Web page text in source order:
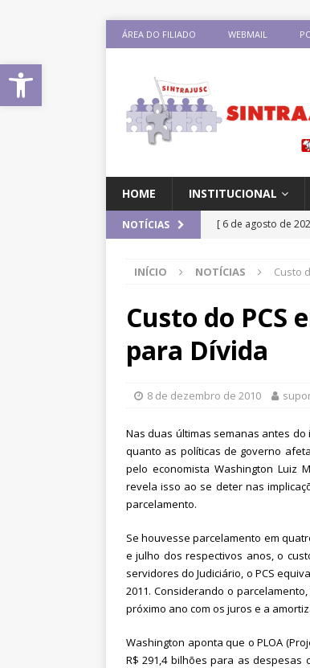
Abrir a barra de ferramentas
ÁREA DO FILIADO WEBMAIL
HOME INSTITUCIONAL
NOTÍCIAS [ 6 de agosto de
[ 6 de agosto de
CNJ para tratar da
filiado ao Sintrajusc
DESTAQUES
INÍCIO NOTÍCIAS Custo
Custo do PCS
para Dívida
8 de dezembro de 2010
Nas duas últimas semanas antes
quanto as políticas de governo
pelo economista Washington Luiz
revela isso ao se deter nas
parcelamento.
Se houvesse parcelamento em
e julho dos respectivos anos, o
servidores do Judiciário, o PCS
2011. Considerando o
próximo ano com os juros e a
Washington aponta que o PLOA
R$ 291,4 bilhões para as despesas